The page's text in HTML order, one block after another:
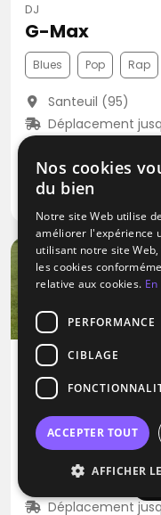
DJ
G-Max
Blues Pop Rap
Santeuil (95)
Déplacement
Contacter
DJ
DJ Braz
Musique traditionnelle
Déplacement
Nos cookies
du bien
Notre site Web utilise
améliorer l'expérience
utilisant notre site
les cookies
relative aux cookies.
PERFORMANCE
CIBLAGE
ACCEPTER TOUT
AFFICHER